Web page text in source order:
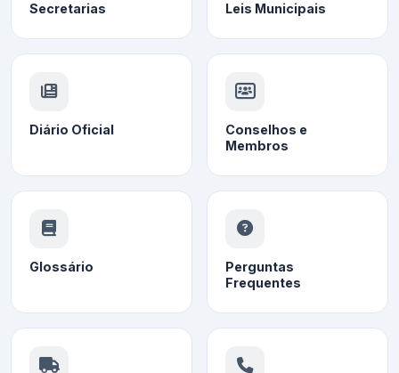
Secretarias Leis Municipais
Diário Oficial
Conselhos e
Membros
Glossário
Perguntas
Frequentes